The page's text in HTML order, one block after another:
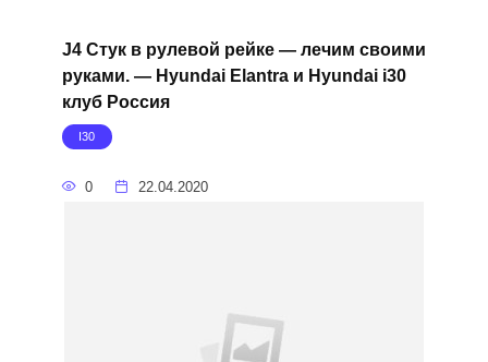
J4 Стук в рулевой рейке — лечим своими
руками. — Hyundai Elantra и Hyundai i30
клуб Россия
I30
0 22.04.2020